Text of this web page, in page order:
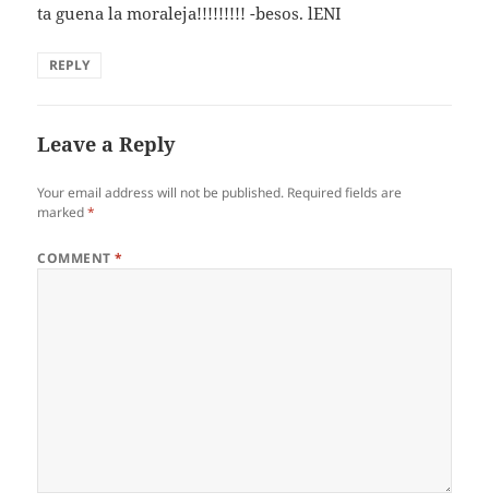
ta guena la moraleja!!!!!!!!! -besos. lENI
REPLY
Leave a Reply
Your email address will not be published. Required fields are
marked*
COMMENT*